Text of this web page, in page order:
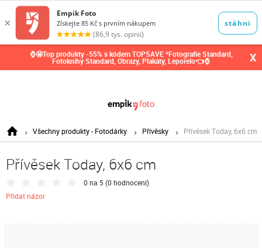
⌚🤩Top produkty -55% s kódem TOPSAVE *Fotografie Standard,
Fotoknihy Standard, Obrazy, Plakáty, Leporelo👈⌚ X
Všechny produkty - Fotodárky Přívěsky Přívěsek Today, 6x6 cm
Přívěsek Today, 6x6 cm
0 na 5 (0 hodnocení)
Přidat názor